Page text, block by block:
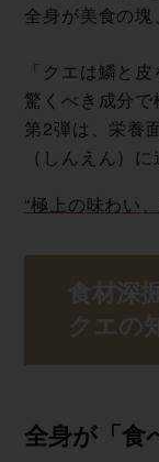
全身が美食の塊
「クエは鱗と
驚くべき成分で
第2弾は、栄養
（しんえん）に
“極上の味わい
食材深
ク エ の
全身が「食べ